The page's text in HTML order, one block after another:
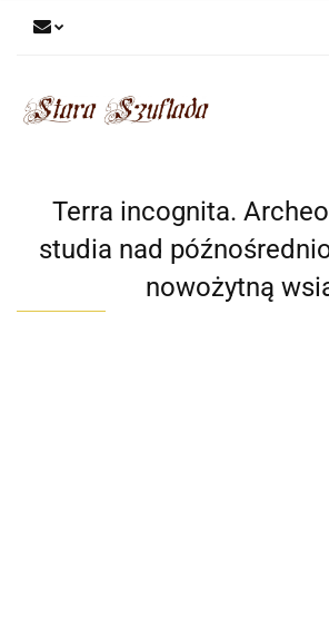
Terra incognita.
studia nad
nowożytną